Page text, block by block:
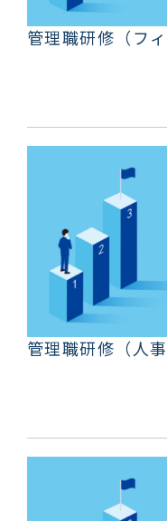
管理職研修（フ
管理職研修（人